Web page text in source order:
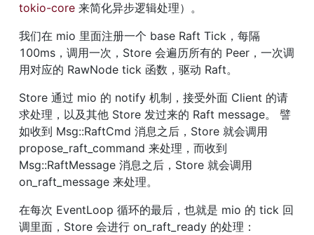
tokio-core 来简化异步逻辑处理）。
我们在 mio 里面注册一个 base Raft Tick，每隔
100ms，调用一次，Store 会遍历所有的 Peer，一次调
用对应的 RawNode tick 函数，驱动 Raft。
Store 通过 mio 的 notify 机制，接受外面 Client 的请
求处理，以及其他 Store 发过来的 Raft message。 譬
如收到 Msg::RaftCmd 消息之后，Store 就会调用
propose_raft_command 来处理，而收到
Msg::RaftMessage 消息之后，Store 就会调用
on_raft_message 来处理。
在每次 EventLoop 循环的最后，也就是 mio 的 tick 回
调里面，Store 会进行 on_raft_ready 的处理：